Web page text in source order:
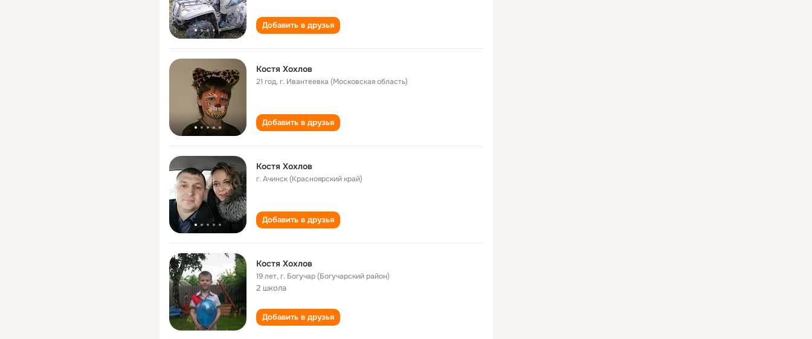
Добавить в друзья
Костя Хохлов
21 год,г. Ивантеевка (Московская область)
Добавить в друзья
Костя Хохлов
г. Ачинск (Красноярский край)
Добавить в друзья
Костя Хохлов
19 лет,г. Богучар (Богучарский район)
2 школа
Добавить в друзья